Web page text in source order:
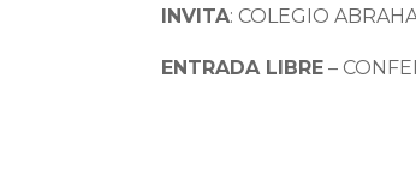
INVITA: COLEGIO
ENTRADA LIBRE –